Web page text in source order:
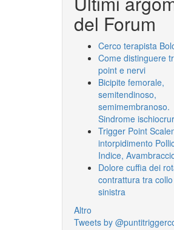
del Forum
Cerco terapista
Come distinguere
point e nervi
Bicipite femorale,
semitendinoso,
semimembranoso.
Sindrome
Trigger Point
intorpidimento
Indice,
Dolore cuffia dei
contrattura tra
sinistra
Altro
Tweets by